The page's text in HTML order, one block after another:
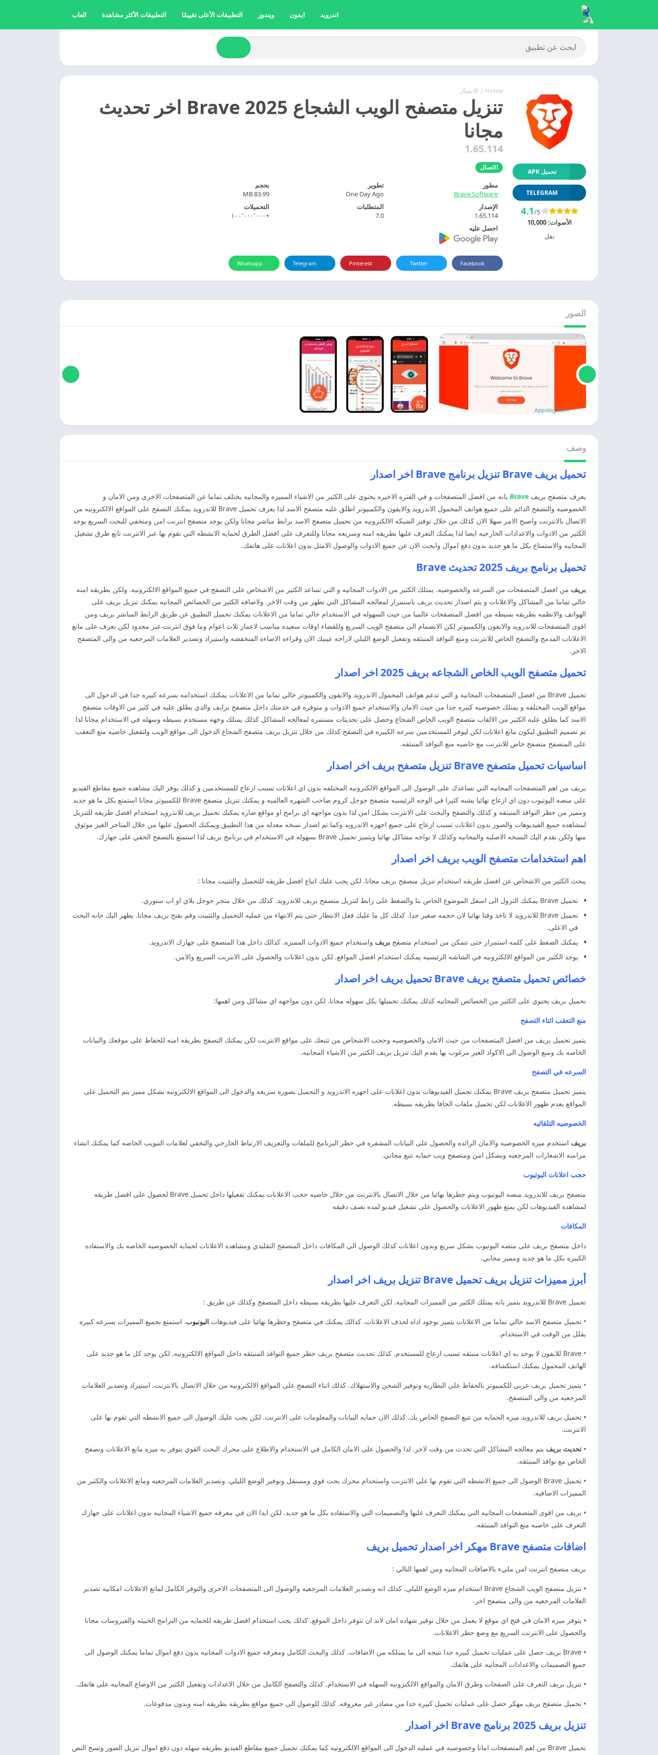
اندرويد ايفون ويندوز التطبيقات الأعلى تقييمًا التطبيقات الأكثر مشاهدة العاب
Home
/ الاتصال
تنزيل متصفح الويب الشجاع 2025 Brave اخر تحديث
مجانا
1.65.114
الاتصال
تحميل APK
TELEGRAM
4.1/5
الأصوات:10,000
نقل
مطور
Brave Software
تطوير
One Day Ago
بحجم
83.99 MB
الإصدار
1.65.114
المتطلبات
7.0
التحميلات
+١٠٠٬٠٠٠٬٠٠٠
احصل عليه
Facebook
Twitter
Pinterest
Telegram
Whatsapp
الصور
وصف
تحميل بريف Brave تنزيل برنامج Brave اخر اصدار
يعرف متصفح بريف Brave بانه من افضل المتصفحات و في الفتره الاخيره يحتوي على الكثير من الاشياء المميزه والمجانيه يختلف تماما عن المتصفحات الاخرى ومن الامان و
الخصوصيه والتصفح الدائم على جميع هواتف المحمول الاندرويد والايفون والكمبيوتر اطلق عليه متصفح الاسد لذا يعرف تحميل Brave للاندرويد يمكنك التصفح على المواقع الالكترونيه من
الاتصال بالانترنت واصبح الامر سهلا الان كذلك من خلال توفير الشبكه الالكترونيه من تحميل متصفح الاسد برابط مباشر مجانا ولكن يوجد متصفح انترنت امن ومتخفي للبحث السريع يوجد
الكثير من الادوات والاعدادات الخارجيه ايضا لذا يمكنك التعرف عليها بطريقه امنه وسريعه مجانا وللتعرف على افضل الطرق لحمايه الانشطه التي تقوم بها عبر الانترنت تابع طرق تشغيل
المجانيه والاستمتاع بكل ما هو جديد بدون دفع اموال وابحث الان عن جميع الادوات والوصول الامثل بدون اعلانات على هاتفك.
تحميل برنامج بريف 2025 تحديث Brave
بريف من افضل المتصفحات من السرعه والخصوصيه. يمتلك الكثير من الادوات المجانيه و التي تساعد الكثير من الاشخاص على التصفح في جميع المواقع الالكترونيه. ولكن بطريقه امنه
خالي تماما من المشاكل والاعلانات و يتم اصدار تحديث بريف باستمرار لمعالجه المشاكل التي تظهر من وقت الاخر. ولاضافه الكثير من الخصائص المجانيه يمكنك تنزيل بريف على
الهواتف والانظمه بطريقه بسيطه من افضل المتصفحات عالميا من حيث السهوله في الاستخدام خالي تماما من الاعلانات يمكنك تحميل التطبيق عن طريق الرابط المباشر بريف ومن
اقوى المتصفحات للاندرويد والايفون والكمبيوتر لكن الانضمام الى متصفح الويب السريع وللقضاء اوقات سعيده مناسب لاعمار ثلاث اعوام وما فوق انترنت غير محدود لكن تعرف على مانع
الاعلانات المدمج والتصفح الخاص للانترنت ومنع النوافذ المنبثقه وتفعيل الوضع الليلي لاراحه عينيك الان وقراءه الاضاءه المنخفضه واستيراد وتصدير العلامات المرجعيه من والى المتصفح
الاخر.
تحميل متصفح الويب الخاص الشجاعه بريف 2025 اخر اصدار
تحميل Brave من افضل المتصفحات المجانيه و التي تدعم هواتف المحمول الاندرويد والايفون والكمبيوتر خالي تماما من الاعلانات يمكنك استخدامه بسرعه كبيره جدا في الدخول الى
مواقع الويب المختلفه و يمتلك خصوصيه كبيره جدا من حيث الامان والاستخدام جميع الادوات و متوفره في خدمتك داخل متصفح برايف والذي يطلق عليه في كثير من الاوقات متصفح
الاسد كما يطلق عليه الكثير من الالقاب متصفح الويب الخاص الشجاع وحصل على تحديثات مستمره لمعالجه المشاكل كذلك يمتلك وجهه مستخدم بسيطه وسهله في الاستخدام مجانا لذا
تم تصميم التطبيق ليكون مانع اعلانات لكن ليوفر للمستخدمين سرعه الكبيره في التصفح كذلك من خلال تنزيل بريف متصفح الشجاع الدخول الى مواقع الويب ولتفعيل خاصيه منع التعقب
على المتصفح متصفح خاص للانترنت مع خاصيه منع النوافذ المنبثقه.
اساسيات تحميل متصفح Brave تنزيل متصفح بريف اخر اصدار
بريف من اهم المتصفحات المجانيه التي تساعدك على الوصول الى المواقع الالكترونيه المختلفه بدون اي اعلانات تسبب ازعاج للمستخدمين و كذلك يوفر اليك مشاهده جميع مقاطع الفيديو
على منصه اليوتيوب دون اي ازعاج نهائيا يشبه كثيرا في الوجه الرئيسيه متصفح جوجل كروم صاحب الشهره العالميه و يمكنك تنزيل متصفح Brave للكمبيوتر مجانا استمتع بكل ما هو جديد
ومميز من حظر النوافذ المنبثقه و كذلك والتصفح والبحث على الانترنت بشكل امن لذا بدون مواجهه اي برامج او مواقع ضاره يمكنك تحميل بريف للاندرويد استخدام افضل طريقه للتنزيل
لمشاهده جميع الفيديوهات والصور بدون اعلانات تسبب ازعاج على جميع اجهزه الاندرويد وكما تم اصدار نسخه معدله من هذا التطبيق ويمكنك الحصول عليها من خلال المتاجر الغير موثوق
منها ولكن نقدم اليك النسخه الاصليه والمجانيه وكذلك لا تواجه مشاكل نهائيا ويتميز تحميل Brave بسهوله في الاستخدام في برنامج بريف لذا استمتع بالتصفح الخفي على جهازك.
اهم استخدامات متصفح الويب بريف اخر اصدار
يبحث الكثير من الاشخاص عن افضل طريقه استخدام تنزيل متصفح بريف مجانا. لكن يجب عليك اتباع افضل طريقه للتحميل والتثبيت مجانا :
تحميل Brave يمكنك النزول الى اسفل الموضوع الخاص بنا والضغط على رابط لتنزيل متصفح بريف للاندرويد. كذلك من خلال متجر جوجل بلاي او اب ستوري.
تحميل Brave للاندرويد لا تاخذ وقتا نهائيا لان حجمه صغير جدا. كذلك كل ما عليك فعل الانتظار حتى يتم الانتهاء من عمليه التحميل والتثبيت وقم بفتح بريف مجانا. يظهر اليك خانه البحث
في الاعلى.
يمكنك الضغط على كلمه استمرار حتى تتمكن من استخدام متصفح بريف واستخدام جميع الادوات المميزه. كذالك داخل هذا المتصفح على جهازك الاندرويد.
يوجد الكثير من المواقع الالكترونيه في الشاشه الرئيسيه يمكنك استخدام افضل المواقع. لكن بدون اعلانات والحصول على الانترنت السريع والامن.
خصائص تحميل متصفح بريف Brave تحميل بريف اخر اصدار
تحميل بريف يحتوي على الكثير من الخصائص المجانيه كذلك يمكنك تحميلها بكل سهوله مجانا. لكن دون مواجهه اي مشاكل ومن اهمها:
منع التعقب اثناء التصفح
يتميز تحميل بريف من افضل المتصفحات من حيث الامان والخصوصيه وحجب الاشخاص من تتبعك على مواقع الانترنت لكن يمكنك التصفح بطريقه امنه للحفاظ على موقعك والبيانات
الخاصه بك ومنع الوصول الى الاكواد الغير مرغوب بها يقدم اليك تنزيل بريف الكثير من الاشياء المجانيه.
السرعه في التصفح
يتميز تحميل متصفح بريف Brave يمكنك تحميل الفيديوهات بدون اعلانات على اجهزه الاندرويد و التحميل بصوره سريعه والدخول الى المواقع الالكترونيه بشكل مميز يتم التحميل على
المواقع بعدم ظهور الاعلانات لكن تحميل ملفات الجافا بطريقه بسيطه.
الخصوصيه التلقائيه
بريف استخدم ميزه الخصوصيه والامان الرائده والحصول على البيانات المشفره في حظر البرنامج للملفات والتعريف الارتباط الخارجي والتخفي لعلامات التبويب الخاصه كما يمكنك انشاء
مزامنه الاشعارات المرجعيه وبشكل امن ومتصفح ويب حمايه تتبع مجاني.
حجب اعلانات اليوتيوب
متصفح بريف للاندرويد منصه اليوتيوب ويتم حظرها نهائيا من خلال الاتصال بالانترنت من خلال خاصيه حجب الاعلانات يمكنك تفعيلها داخل تحميل Brave لحصول على افضل طريقه
لمشاهده الفيديوهات لكن بمنع ظهور الاعلانات والحصول على تشغيل فيديو لمده نصف دقيقه
المكافات
داخل متصفح بريف على منصه اليوتيوب بشكل سريع وبدون اعلانات كذلك الوصول الى المكافات داخل المتصفح التقليدي ومشاهده الاعلانات لحمايه الخصوصيه الخاصه بك والاستفاده
الكبيره بكل ما هو جديد ومميز مجاني.
أبرز مميزات تنزيل بريف تحميل Brave تنزيل بريف اخر اصدار
تحميل Brave للاندرويد يتميز بانه يمتلك الكثير من المميزات المجانيه. لكن التعرف عليها بطريقه بسيطه داخل المتصفح وكذلك عن طريق :
• تحميل متصفح الاسد خالي تماما من الاعلانات يتميز بوجود اداه لحذف الاعلانات. كذالك يمكنك في متصفح وحظرها نهائيا على فيديوهات اليوتيوب. استمتع بجميع المميزات بسرعه كبيره
يقلل من الوقت في الاستخدام.
•
Brave للايفون لا يوجد به اي اعلانات منبثقه تسبب ازعاج للمستخدم. كذلك تحديث متصفح بريف حظر جميع النوافذ المنبثقه داخل المواقع الالكترونيه. لكن يوجد كل ما هو جديد على
الهاتف المحمول يمكنك استكشافه.
• يتميز تحميل بريف عربي للكمبيوتر بالحفاظ على البطاريه وتوفير الشحن والاستهلاك. كذلك اثناء التصفح على المواقع الالكترونيه من خلال الاتصال بالانترنت. استيراد وتصدير العلامات
المرجعيه من والى المتصفح.
• تحميل بريف للاندرويد ميزه الحمايه من تتبع التصفح الخاص بك. كذلك الان حمايه البيانات والمعلومات على الانترنت. لكن يجب عليك الوصول الى جميع الانشطه التي تقوم بها على
الانترنت.
• تحديث بريف يتم معالجه المشاكل التي تحدث من وقت لاخر. لذا والحصول على الامان الكامل في الاستخدام والاطلاع على محرك البحث القوي يتوفر به ميزه مانع الاعلانات وتصفح
الخاص مع نوافذ المنبثقه.
•
تحميل Brave الوصول الى جميع الانشطه التي تقوم بها على الانترنت واستخدام محرك بحث قوي ومستقل وتوفير الوضع الليلي. وتصدير العلامات المرجعيه ومانع الاعلانات والكثير من
المميزات الاضافيه.
• بريف من اقوى المتصفحات المجانيه التي يمكنك التعرف عليها والتصميمات التي والاستفاده بكل ما هو جديد. لكن ابدا الان في معرفه جميع الاشياء المجانيه بدون اعلانات على جهازك
التعرف على خاصيه منع النوافذ المنبثقه.
اضافات متصفح Brave مهكر اخر اصدار تحميل بريف
بريف متصفح انترنت امن مليء بالاضافات المجانيه ومن اهمها التالي :
•
تنزيل متصفح الويب الشجاع Brave استخدام ميزه الوضع الليلي. كذلك انه وتصدير العلامات المرجعيه والوصول الى المتصفحات الاخرى والتوفر الكامل لمانع الاعلانات امكانيه تصدير
العلامات المرجعيه من والى متصفح اخر.
• يتوفر ميزه الامان في فتح اي موقع لا يعمل من خلال توفير شهاده امان لابد ان تتوفر داخل الموقع. كذلك يجب استخدام افضل طريقه للحمايه من البرامج الخبيثه والفيروسات مجانا
والحصول على الانترنت السريع مع وضع حظر الاعلانات.
•
Brave بريف حصل على عمليات تحميل كبيره جدا نتيجه الى ما يمتلكه من الاضافات. كذلك والبحث الكامل ومعرفه جميع الادوات المجانيه بدون دفع اموال تماما يمكنك الوصول الى
جميع التصميمات والاعدادات المجانيه على هاتفك.
• تنزيل بريف التعرف على الصفحات وطرق الامان والمواقع الالكترونيه السهله في الاستخدام. كذلك والتصفح الكامل من خلال الاعدادات وتفعيل الكثير من الاوضاع المجانيه على هاتفك.
• تحميل متصفح بريف مهكر حصل على عمليات تحميل كبيره جدا من مصادر غير معروفه. كذلك للوصول الى جميع مواقع بطريقه بطريقه امنه وبدون مدفوعات.
تنزيل بريف 2025 برنامج Brave اخر اصدار
تحميل Brave من اهم المتصفحات امانا وخصوصيه في عمليه الدخول الى المواقع الالكترونيه كما يمكنك تحميل جميع مقاطع الفيديو بطريقه سهله دون دفع اموال تنزيل الصور ونسخ النص